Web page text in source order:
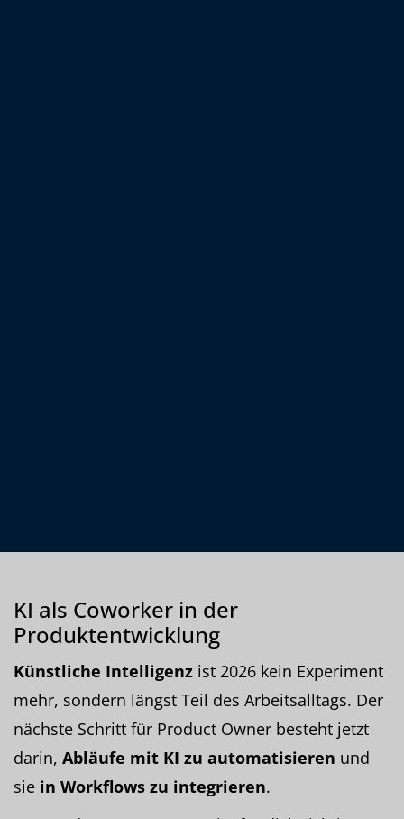
KI als Coworker in der
Produktentwicklung
Künstliche Intelligenz ist 2026 kein Experiment
mehr, sondern längst Teil des Arbeitsalltags. Der
nächste Schritt für Product Owner besteht jetzt
darin, Abläufe mit KI zu automatisieren und
sie in Workflows zu integrieren.